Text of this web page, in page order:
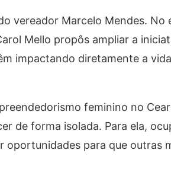
vereador Marcelo Mendes. No
Mello propôs ampliar a
impactando diretamente a
feminino no
de forma isolada. Para ela,
oportunidades para que outras